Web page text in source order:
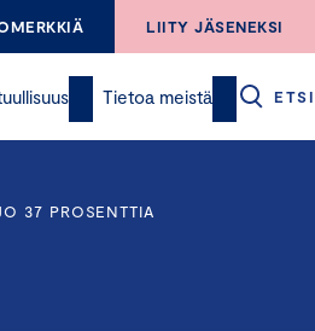
LIITY JÄSENEKSI
Tietoa meistä ETSI
37 PROSENTTIA